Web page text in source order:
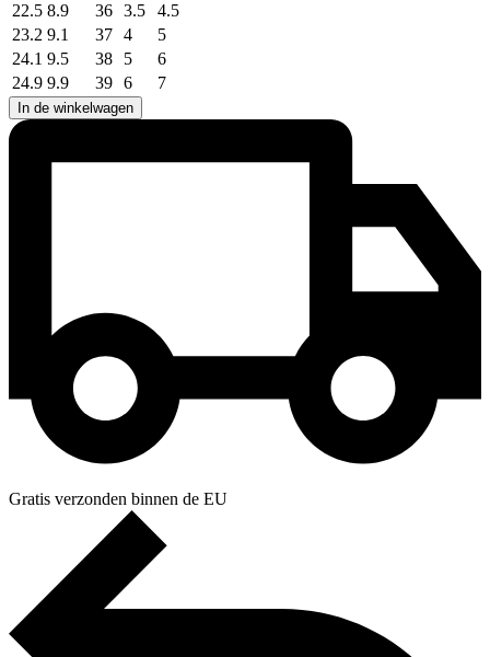
22.5 8.9 36 3.5
4.5
23.2 9.1 37 4
5
24.1 9.5 38 5
6
24.9 9.9 39 6 7
In de winkelwagen
Gratis verzonden binnen de EU